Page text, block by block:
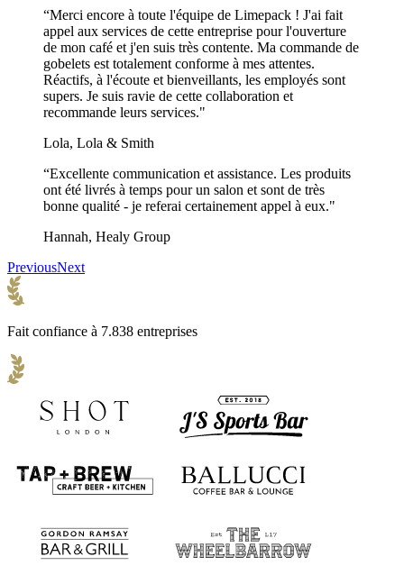
“Merci encore à toute l'équipe de Limepack ! J'ai fait
appel aux services de cette entreprise pour l'ouverture
de mon café et j'en suis très contente. Ma commande de
gobelets est totalement conforme à mes attentes.
Réactifs, à l'écoute et bienveillants, les employés sont
supers. Je suis ravie de cette collaboration et
recommande leurs services."
Lola, Lola & Smith
“Excellente communication et assistance. Les produits
ont été livrés à temps pour un salon et sont de très
bonne qualité - je referai certainement appel à eux."
Hannah, Healy Group
PreviousNext
Fait confiance à 7.838 entreprises